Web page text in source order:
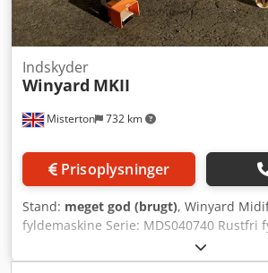
Misterton 732 km
Indskyder
Winyard MKII
Prisoplysninger
Stand: meget god (brugt), Winyard
fyldemaskine Serie: MDS040740 Rustfri
roterende afskæringshoved, justerbar
fodpedal, lavt niveau og på hjul.